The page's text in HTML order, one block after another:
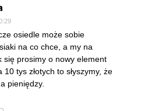
osiedle może sobie
na co chce, a my na
się prosimy o nowy element
10 tys złotych to słyszymy, że
pieniędzy.